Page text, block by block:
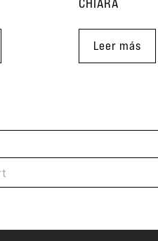
Leer más